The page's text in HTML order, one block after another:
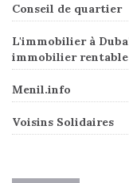
Conseil de quartier
L'immobilier à
immobilier rentable
Menil.info
Voisins Solidaires